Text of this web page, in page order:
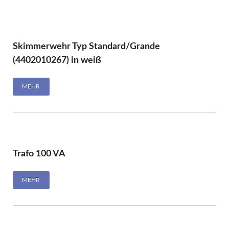
Skimmerwehr Typ Standard/Grande
(4402010267) in weiß
MEHR
Trafo 100 VA
MEHR